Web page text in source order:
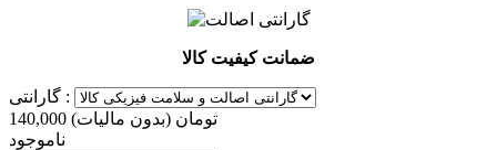
ضمانت کیفیت کالا
گارانتی :
140,000 تومان (بدون مالیات)
ناموجود